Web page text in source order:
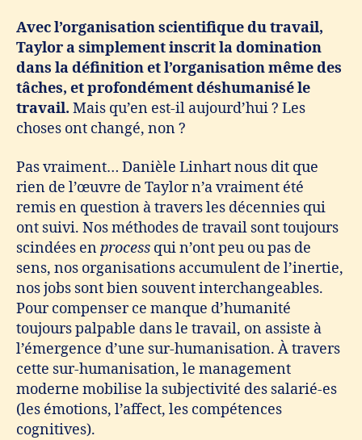
Avec l’organisation scientifique du travail,
Taylor a simplement inscritla domination
dans la définition et l’organisation même des
tâches, et profondément déshumanisé le
travail. Mais qu’en est-il aujourd’hui ? Les
choses ont changé, non ?
Pas vraiment… Danièle Linhart nous dit que
rien de l’œuvre de Taylor n’a vraiment été
remis en question à travers les décennies qui
ont suivi. Nos méthodes de travail sont toujours
scindées enprocess qui n’ont peu ou pas de
sens, nos organisations accumulent de l’inertie,
nos jobs sont bien souvent interchangeables.
Pour compenser ce manque d’humanité
toujours palpable dans le travail, on assiste à
l’émergence d’une sur-humanisation. À travers
cette sur-humanisation, le management
moderne mobilise la subjectivité des salarié-es
(les émotions, l’affect, les compétences
cognitives).